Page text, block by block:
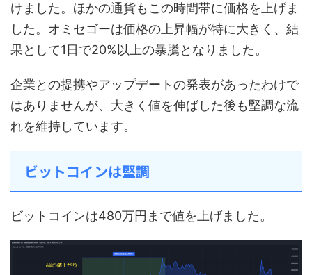
けました。ほかの通貨もこの時間帯に価格を上げま
した。オミセゴーは価格の上昇幅が特に大きく、結
果として1日で20%以上の暴騰となりました。
企業との提携やアップデートの発表があったわけで
はありませんが、大きく値を伸ばした後も堅調な流
れを維持しています。
ビットコインは堅調
ビットコインは480万円まで値を上げました。